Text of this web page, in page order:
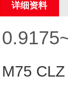
详细资料
M75